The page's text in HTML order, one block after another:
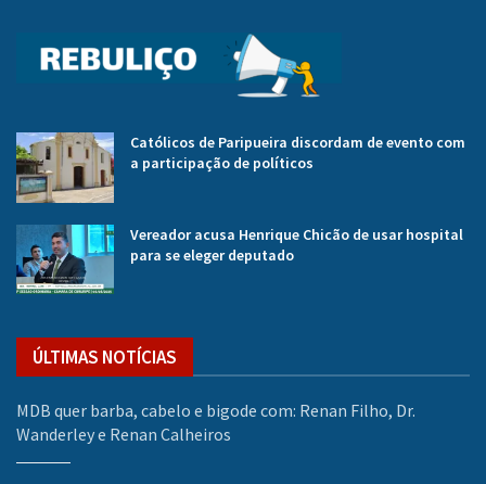
Católicos de Paripueira discordam de evento com
a participação de políticos
Vereador acusa Henrique Chicão de usar hospital
para se eleger deputado
ÚLTIMAS NOTÍCIAS
MDB quer barba, cabelo e bigode com: Renan Filho, Dr.
Wanderley e Renan Calheiros